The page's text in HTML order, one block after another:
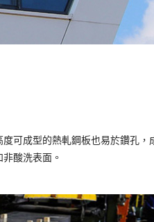
可成型的熱軋鋼板也易於鑽孔，
酸洗表面。